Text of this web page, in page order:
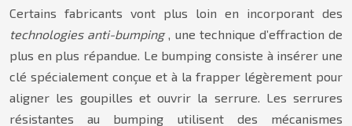
Certains fabricants vont plus loin en incorporant des
technologies anti-bumping, une technique d’effraction de
plus en plus répandue. Le bumping consiste à insérer une
clé spécialement conçue et à la frapper légèrement pour
aligner les goupilles et ouvrir la serrure. Les serrures
résistantes au bumping utilisent des mécanismes